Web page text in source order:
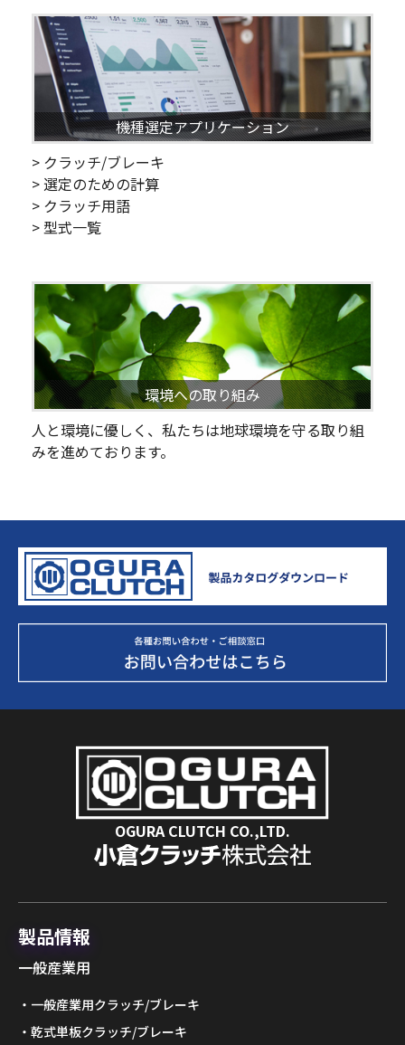
機種選定アプリケーション
> クラッチ/ブレーキ
> 選定のための計算
> クラッチ用語
> 型式一覧
環境への取り組み
人と環境に優しく、私たちは地球環境を守る取り組
みを進めております。
OGURA CLUTCH CO.,LTD.
製品情報
一般産業用
一般産業用クラッチ/ブレーキ
乾式単板クラッチ/ブレーキ